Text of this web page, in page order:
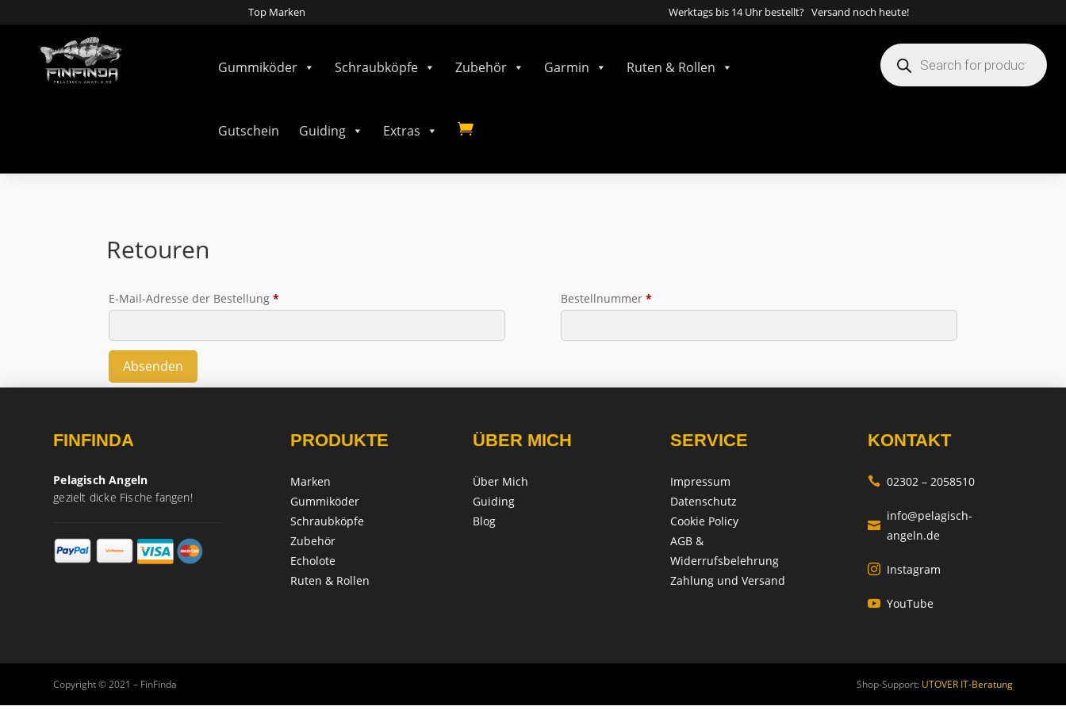
Top Marken Werktags bis 14 Uhr bestellt? Versand noch heute!
Gummiköder Schraubköpfe Zubehör Garmin Ruten & Rollen
Gutschein Guiding Extras 
Products
search
Retouren
E-Mail-Adresse der Bestellung* Bestellnummer*
Absenden
FINFINDA
Pelagisch Angeln
gezielt dicke Fische fangen!
PRODUKTE
Marken
Gummiköder
Schraubköpfe
Zubehör
Echolote
Ruten & Rollen
ÜBER MICH
Über Mich
Guiding
Blog
SERVICE
Impressum
Datenschutz
Cookie Policy
AGB &
Widerrufsbelehrung
Zahlung und Versand
KONTAKT
 02302 – 2058510

info@pelagisch-
angeln.de
 Instagram
 YouTube
Copyright © 2021 – FinFinda Shop-Support:UTOVER IT-Beratung